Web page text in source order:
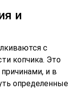
и
с
копчика. Это
и в
определенные